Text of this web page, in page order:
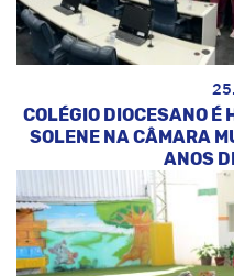
COLÉGIO DIOCESANO É
SOLENE NA CÂMARA
ANOS